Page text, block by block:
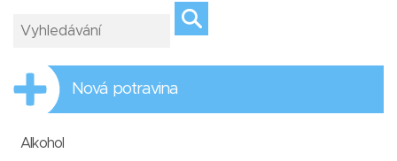
Nová potravina
Alkohol